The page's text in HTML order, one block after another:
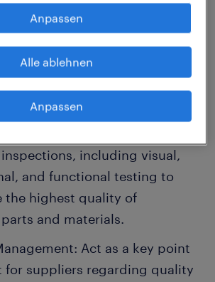
be the gatekeeper of our
working closely with
and internal teams.
including visual,
and functional testing to
the highest quality of
and materials.
Act as a key point
for suppliers regarding quality
Anpassen
Alle ablehnen
Anpassen